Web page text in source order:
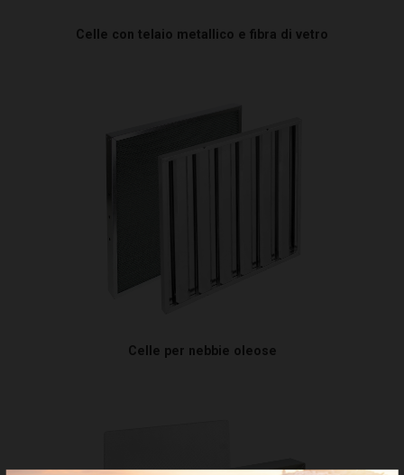
Celle con telaio metallico e fibra di vetro
Celle per nebbie oleose